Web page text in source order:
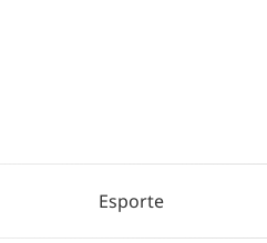
Esporte